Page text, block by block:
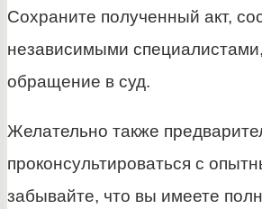
Сохраните полученный акт,
независимыми специалистами,
обращение в суд.
Желательно также
проконсультироваться с
забывайте, что вы имеете